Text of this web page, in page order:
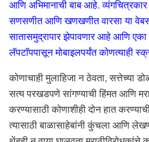
आणि अभिमानाची बाब आहे.
सणसणीत आणि खणखणीत वारसा या
सातासमुद्रापार झेपावणार आहे आणि
लॅपटाॅपपासून मोबाइलपर्यंत कोणत्याही
कोणाचाही मुलाहिजा न ठेवता, सत्तेच्या
सत्य परखडपणे सांगण्याची हिंमत आणि
करण्यासाठी कोणाशीही दोन हात
त्यासाठी बाळासाहेबांनी कुंचला आणि